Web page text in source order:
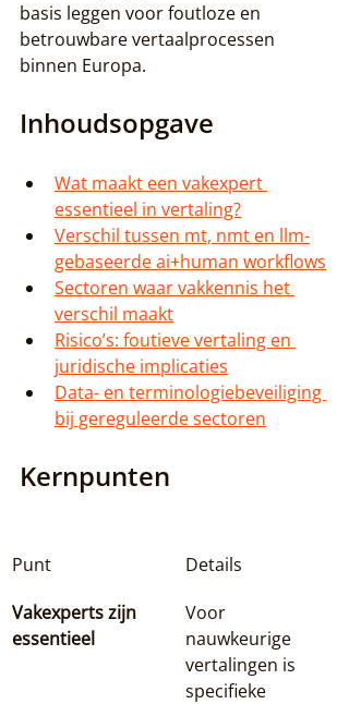
basis leggen voor foutloze en
betrouwbare vertaalprocessen
binnen Europa.
Inhoudsopgave
Wat maakt een vakexpert
essentieel in vertaling?
Verschil tussen mt, nmt en llm-
gebaseerde ai+human workflows
Sectoren waar vakkennis het
verschil maakt
Risico’s: foutieve vertaling en
juridische implicaties
Data- en terminologiebeveiliging
bij gereguleerde sectoren
Kernpunten
Punt
Details
Vakexperts zijn
essentieel
Voor
nauwkeurige
vertalingen is
specifieke